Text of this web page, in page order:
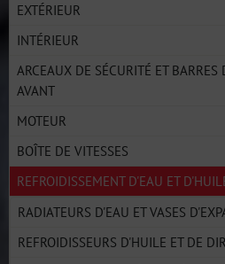
EXTÉRIEUR
INTÉRIEUR
ARCEAUX DE SÉCURITÉ ET BARRES
AVANT
MOTEUR
BOÎTE DE VITESSES
REFROIDISSEMENT D'EAU ET
RADIATEURS D'EAU ET VASES
REFROIDISSEURS D'HUILE ET DE